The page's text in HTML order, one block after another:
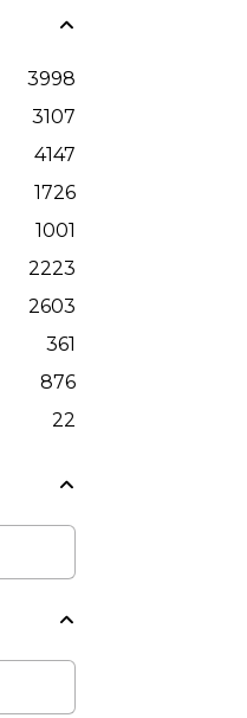
3998
3107
4147
1726
1001
2223
2603
361
876
22